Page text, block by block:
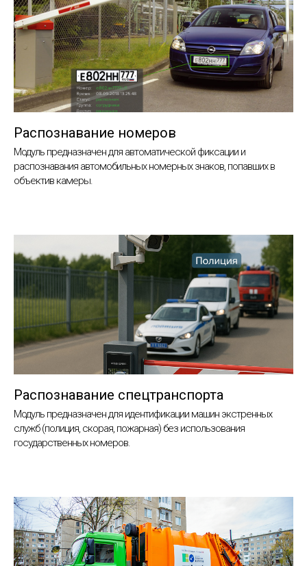
Распознавание номеров
Модуль предназначен для автоматической фиксации и
распознавания автомобильных номерных знаков, попавших в
объектив камеры.
Распознавание спецтранспорта
Модуль предназначен для идентификации машин экстренных
служб (полиция, скорая, пожарная) без использования
государственных номеров.